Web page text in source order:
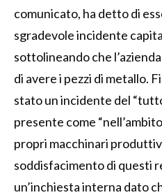
comunicato, ha detto di
sgradevole incidente
sottolineando che
di avere i pezzi di metallo.
stato un incidente del
presente come
propri macchinari
soddisfacimento di questi
un’inchiesta interna dato